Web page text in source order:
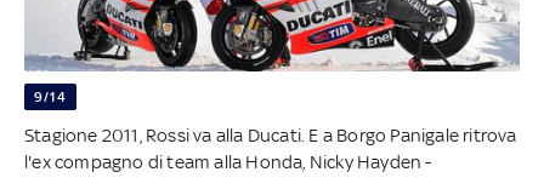
9/14
Stagione 2011, Rossi va alla Ducati. E a Borgo Panigale ritrova
l'ex compagno di team alla Honda, Nicky Hayden -